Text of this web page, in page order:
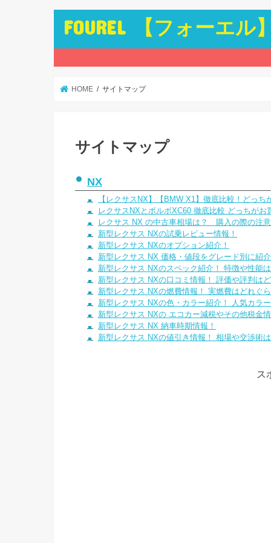
FOUREL 【フォーエル
HOME サイトマップ
サイトマップ
NX
【レクサスNX】【BMW X1】徹底比較！どっ
レクサスNXとボルボXC60 徹底比較 どっちが
レクサス NX の中古車相場は？ 購入の際の注
新型レクサス NXの試乗レビュー情報！
新型レクサス NXのオプション紹介！
新型レクサス NX 価格・値段をグレード別に紹
新型レクサス NXのスペック紹介！ 特徴や性能
新型レクサス NXの口コミ情報！ 評価や評判は
新型レクサス NXの燃費情報！ 実燃費はどれぐ
新型レクサス NXの色・カラー紹介！ 人気カラ
新型レクサス NXの エコカー減税やその他税金
新型レクサス NX 納車時期情報！
新型レクサス NXの値引き情報！ 相場や交渉術
ス